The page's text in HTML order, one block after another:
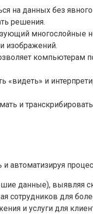
на данных без
решения.
многослойные
изображений.
компьютерам
«видеть» и
и
автоматизируя
данные), выявляя
сотрудников для
и услуги для